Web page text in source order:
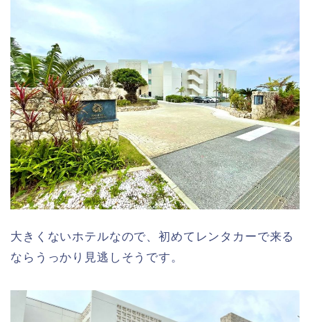
大きくないホテルなので、初めてレンタカーで来る
ならうっかり見逃しそうです。